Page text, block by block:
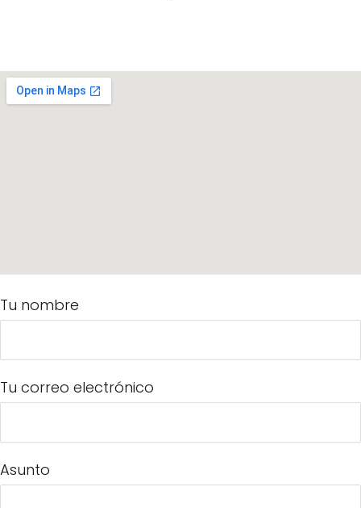
Tu nombre
Tu correo electrónico
Asunto